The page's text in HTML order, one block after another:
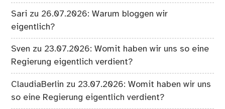
Sari zu 26.07.2026: Warum bloggen wir
eigentlich?
Sven zu 23.07.2026: Womit haben wir uns so eine
Regierung eigentlich verdient?
ClaudiaBerlin zu 23.07.2026: Womit haben wir uns
so eine Regierung eigentlich verdient?